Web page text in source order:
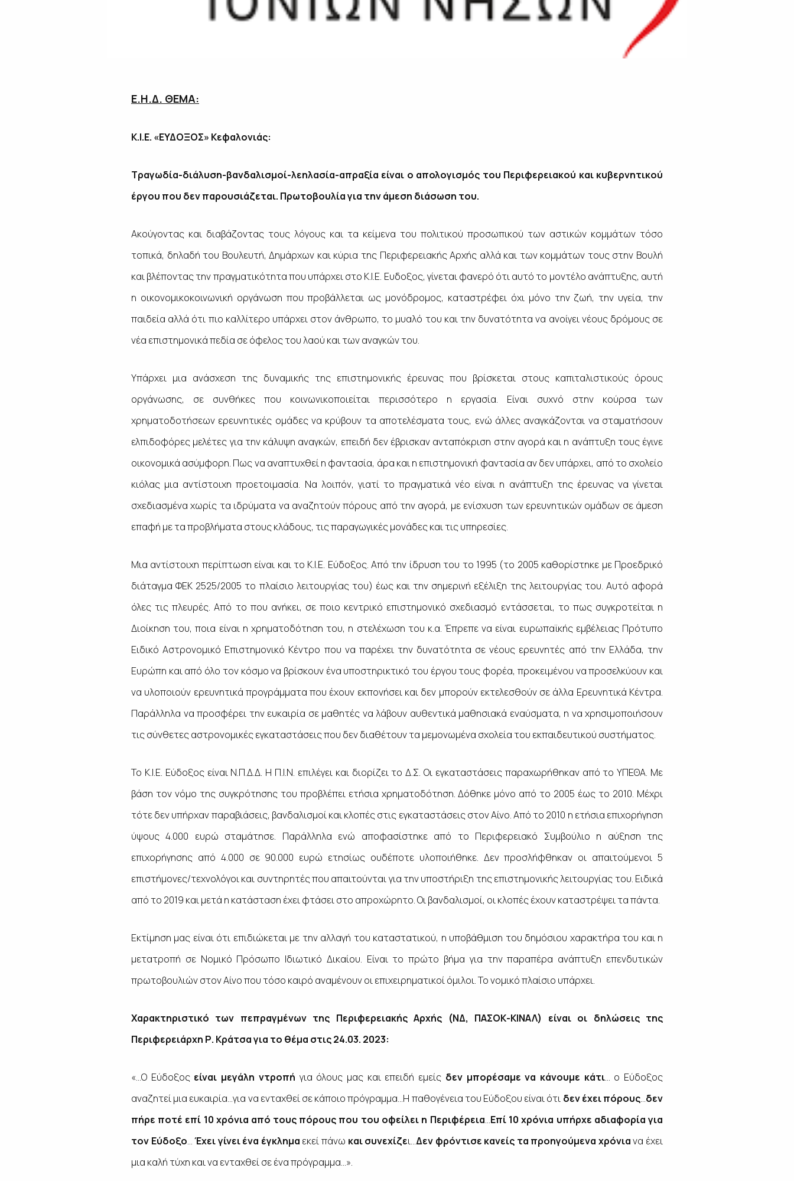
Ε.Η.Δ. ΘΕΜΑ:
Κ.Ι.Ε. «ΕΥΔΟΞΟΣ» Κεφαλονιάς:
Τραγωδία-διάλυση-βανδαλισμοί-λεηλασία-απραξία είναι ο απολογισμός του Περιφερειακού και κυβερνητικού
έργου που δεν παρουσιάζεται. Πρωτοβουλία για την άμεση διάσωση του.
Ακούγοντας και διαβάζοντας τους λόγους και τα κείμενα του πολιτικού προσωπικού των αστικών κομμάτων τόσο
τοπικά, δηλαδή του Βουλευτή, Δημάρχων και κύρια της Περιφερειακής Αρχής αλλά και των κομμάτων τους στην Βουλή
και βλέποντας την πραγματικότητα που υπάρχει στο Κ.Ι.Ε. Ευδοξος, γίνεται φανερό ότι αυτό το μοντέλο ανάπτυξης, αυτή
η οικονομικοκοινωνική οργάνωση που προβάλλεται ως μονόδρομος, καταστρέφει όχι μόνο την ζωή, την υγεία, την
παιδεία αλλά ότι πιο καλλίτερο υπάρχει στον άνθρωπο, το μυαλό του και την δυνατότητα να ανοίγει νέους δρόμους σε
νέα επιστημονικά πεδία σε όφελος του λαού και των αναγκών του.
Υπάρχει μια ανάσχεση της δυναμικής της επιστημονικής έρευνας που βρίσκεται στους καπιταλιστικούς όρους
οργάνωσης, σε συνθήκες που κοινωνικοποιείται περισσότερο η εργασία. Είναι συχνό στην κούρσα των
χρηματοδοτήσεων ερευνητικές ομάδες να κρύβουν τα αποτελέσματα τους, ενώ άλλες αναγκάζονται να σταματήσουν
ελπιδοφόρες μελέτες για την κάλυψη αναγκών, επειδή δεν έβρισκαν ανταπόκριση στην αγορά και η ανάπτυξη τους έγινε
οικονομικά ασύμφορη. Πως να αναπτυχθεί η φαντασία, άρα και η επιστημονική φαντασία αν δεν υπάρχει, από το σχολείο
κιόλας μια αντίστοιχη προετοιμασία. Να λοιπόν, γιατί το πραγματικά νέο είναι η ανάπτυξη της έρευνας να γίνεται
σχεδιασμένα χωρίς τα ιδρύματα να αναζητούν πόρους από την αγορά, με ενίσχυση των ερευνητικών ομάδων σε άμεση
επαφή με τα προβλήματα στους κλάδους, τις παραγωγικές μονάδες και τις υπηρεσίες.
Μια αντίστοιχη περίπτωση είναι και το Κ.Ι.Ε. Εύδοξος. Από την ίδρυση του το 1995 (το 2005 καθορίστηκε με Προεδρικό
διάταγμα ΦΕΚ 2525/2005 το πλαίσιο λειτουργίας του) έως και την σημερινή εξέλιξη της λειτουργίας του. Αυτό αφορά
όλες τις πλευρές. Από το που ανήκει, σε ποιο κεντρικό επιστημονικό σχεδιασμό εντάσσεται, το πως συγκροτείται η
Διοίκηση του, ποια είναι η χρηματοδότηση του, η στελέχωση του κ.α. Έπρεπε να είναι ευρωπαϊκής εμβέλειας Πρότυπο
Ειδικό Αστρονομικό Επιστημονικό Κέντρο που να παρέχει την δυνατότητα σε νέους ερευνητές από την Ελλάδα, την
Ευρώπη και από όλο τον κόσμο να βρίσκουν ένα υποστηρικτικό του έργου τους φορέα, προκειμένου να προσελκύουν και
να υλοποιούν ερευνητικά προγράμματα που έχουν εκπονήσει και δεν μπορούν εκτελεσθούν σε άλλα Ερευνητικά Κέντρα.
Παράλληλα να προσφέρει την ευκαιρία σε μαθητές να λάβουν αυθεντικά μαθησιακά εναύσματα, η να χρησιμοποιήσουν
τις σύνθετες αστρονομικές εγκαταστάσεις που δεν διαθέτουν τα μεμονωμένα σχολεία του εκπαιδευτικού συστήματος.
Το Κ.Ι.Ε. Εύδοξος είναι Ν.Π.Δ.Δ. Η Π.Ι.Ν. επιλέγει και διορίζει το Δ.Σ. Οι εγκαταστάσεις παραχωρήθηκαν από το ΥΠΕΘΑ. Με
βάση τον νόμο της συγκρότησης του προβλέπει ετήσια χρηματοδότηση. Δόθηκε μόνο από το 2005 έως το 2010. Μέχρι
τότε δεν υπήρχαν παραβιάσεις, βανδαλισμοί και κλοπές στις εγκαταστάσεις στον Αίνο. Από το 2010 η ετήσια επιχορήγηση
ύψους 4.000 ευρώ σταμάτησε. Παράλληλα ενώ αποφασίστηκε από το Περιφερειακό Συμβούλιο η αύξηση της
επιχορήγησης από 4.000 σε 90.000 ευρώ ετησίως ουδέποτε υλοποιήθηκε. Δεν προσλήφθηκαν οι απαιτούμενοι 5
επιστήμονες/τεχνολόγοι και συντηρητές που απαιτούνται για την υποστήριξη της επιστημονικής λειτουργίας του. Ειδικά
από το 2019 και μετά η κατάσταση έχει φτάσει στο απροχώρητο. Οι βανδαλισμοί, οι κλοπές έχουν καταστρέψει τα πάντα.
Εκτίμηση μας είναι ότι επιδιώκεται με την αλλαγή του καταστατικού, η υποβάθμιση του δημόσιου χαρακτήρα του και η
μετατροπή σε Νομικό Πρόσωπο Ιδιωτικό Δικαίου. Είναι το πρώτο βήμα για την παραπέρα ανάπτυξη επενδυτικών
πρωτοβουλιών στον Αίνο που τόσο καιρό αναμένουν οι επιχειρηματικοί όμιλοι. Το νομικό πλαίσιο υπάρχει.
Χαρακτηριστικό των πεπραγμένων της Περιφερειακής Αρχής (ΝΔ, ΠΑΣΟΚ-ΚΙΝΑΛ) είναι οι δηλώσεις της
Περιφερειάρχη Ρ. Κράτσα για το θέμα στις 24.03. 2023:
«…Ο Εύδοξος είναι μεγάλη ντροπή για όλους μας και επειδή εμείς δεν μπορέσαμε να κάνουμε κάτι… ο Εύδοξος
αναζητεί μια ευκαιρία…για να ενταχθεί σε κάποιο πρόγραμμα…Η παθογένεια του Εύδοξου είναι ότι δεν έχει πόρους…δεν
πήρε ποτέ επί 10 χρόνια από τους πόρους που του οφείλει η Περιφέρεια…Επί 10 χρόνια υπήρχε αδιαφορία για
τον Εύδοξο…Έχει γίνει ένα έγκλημα εκεί πάνω και συνεχίζει…Δεν φρόντισε κανείς τα προηγούμενα χρόνιανα έχει
μια καλή τύχη και να ενταχθεί σε ένα πρόγραμμα…».